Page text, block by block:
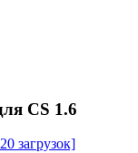
CS 1.6
загрузок]